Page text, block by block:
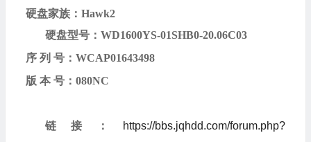
硬盘家族： Hawk2
硬盘型号： WD1600YS-01SHB0-20.06C03
序 列 号： WCAP01643498
版 本 号： 080NC
链接：
https://bbs.jqhdd.com/forum.php?